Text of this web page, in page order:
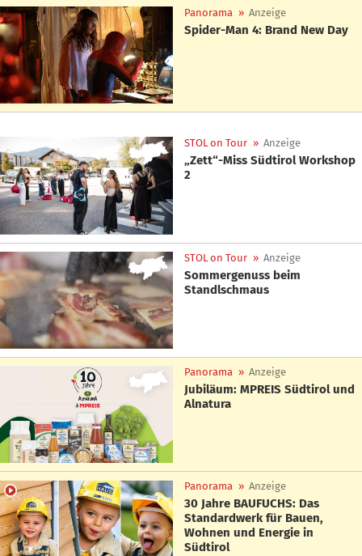
Panorama » Anzeige
Spider-Man 4: Brand New Day
STOL on Tour » Anzeige
„Zett“-Miss Südtirol Workshop
2
STOL on Tour » Anzeige
Sommergenuss beim
Standlschmaus
Panorama » Anzeige
Jubiläum: MPREIS Südtirol und
Alnatura
Panorama » Anzeige
30 Jahre BAUFUCHS: Das
Standardwerk für Bauen,
Wohnen und Energie in
Südtirol